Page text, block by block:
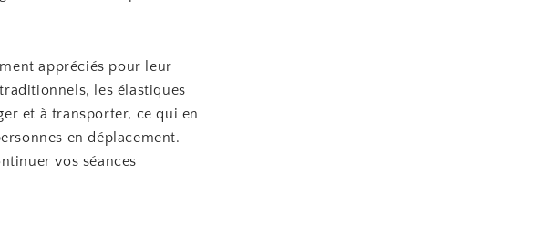
appréciés pour leur
les élastiques
et à transporter, ce qui en
en déplacement.
vos séances